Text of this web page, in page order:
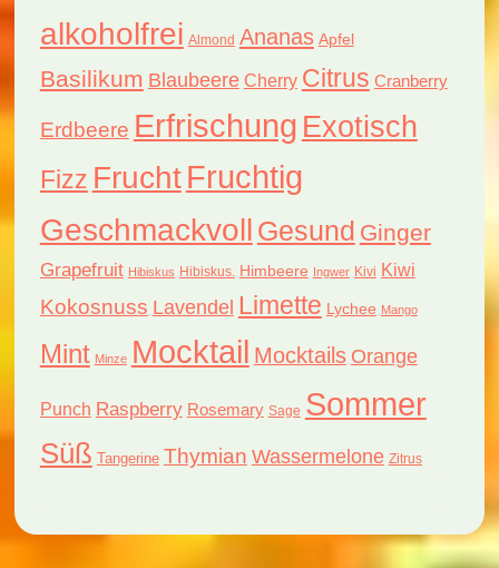
alkoholfrei Almond Ananas Apfel
Basilikum Blaubeere Cherry Citrus Cranberry
Erdbeere Erfrischung Exotisch
Fizz FruchtFruchtig
Geschmackvoll Gesund Ginger
Grapefruit Hibiskus Hibiskus. Himbeere Ingwer Kivi Kiwi
Kokosnuss Lavendel Limette Lychee Mango
Mint Minze Mocktail Mocktails Orange
Punch Raspberry Rosemary Sage Sommer
Süß Tangerine Thymian Wassermelone Zitrus